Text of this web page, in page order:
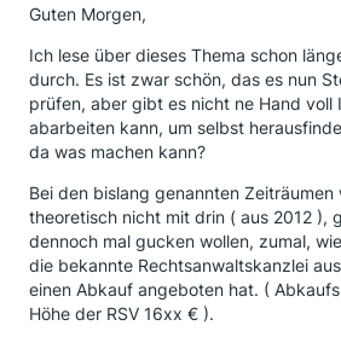
Guten Morgen,
Ich lese über dieses Thema schon
durch. Es ist zwar schön, das es nun
prüfen, aber gibt es nicht ne Hand voll
abarbeiten kann, um selbst
da was machen kann?
Bei den bislang genannten Zeiträumen
theoretisch nicht mit drin ( aus 2012 ),
dennoch mal gucken wollen, zumal,
die bekannte Rechtsanwaltskanzlei
einen Abkauf angeboten hat. (
Höhe der RSV 16xx € ).